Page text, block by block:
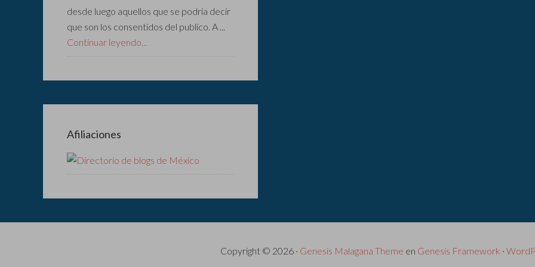
desde luego aquellos que se podría decir
que son los consentidos del publico. A ...
Continuar leyendo...
Afiliaciones
Copyright © 2026 · Genesis Malagana Theme en Genesis Framework ·